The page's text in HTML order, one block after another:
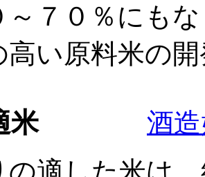
～７０％にも
高い原料米の
米
酒